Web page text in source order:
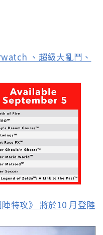
、超級大亂鬥、
特攻》 將於10 月登陸